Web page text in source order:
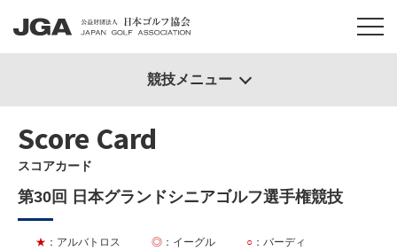
Score Card
スコアカード
第30回 日本グランドシニアゴルフ選手権競技
★ ：アルバトロス ◎ ：イーグル ○ ：バーディ
競技メニュー